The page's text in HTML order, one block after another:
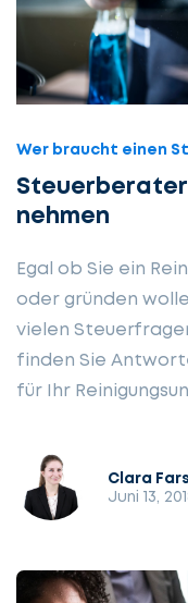
Wer braucht einen
nehmen
Egal ob Sie ein
oder gründen
vielen
finden Sie
für Ihr
Clara
Juni 13,